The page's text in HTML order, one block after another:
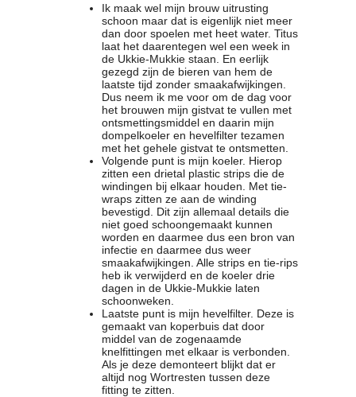
Ik maak wel mijn brouw uitrusting
schoon maar dat is eigenlijk niet meer
dan door spoelen met heet water. Titus
laat het daarentegen wel een week in
de Ukkie-Mukkie staan. En eerlijk
gezegd zijn de bieren van hem de
laatste tijd zonder smaakafwijkingen.
Dus neem ik me voor om de dag voor
het brouwen mijn gistvat te vullen met
ontsmettingsmiddel en daarin mijn
dompelkoeler en hevelfilter tezamen
met het gehele gistvat te ontsmetten.
Volgende punt is mijn koeler. Hierop
zitten een drietal plastic strips die de
windingen bij elkaar houden. Met tie-
wraps zitten ze aan de winding
bevestigd. Dit zijn allemaal details die
niet goed schoongemaakt kunnen
worden en daarmee dus een bron van
infectie en daarmee dus weer
smaakafwijkingen. Alle strips en tie-rips
heb ik verwijderd en de koeler drie
dagen in de Ukkie-Mukkie laten
schoonweken.
Laatste punt is mijn hevelfilter. Deze is
gemaakt van koperbuis dat door
middel van de zogenaamde
knelfittingen met elkaar is verbonden.
Als je deze demonteert blijkt dat er
altijd nog Wortresten tussen deze
fitting te zitten.